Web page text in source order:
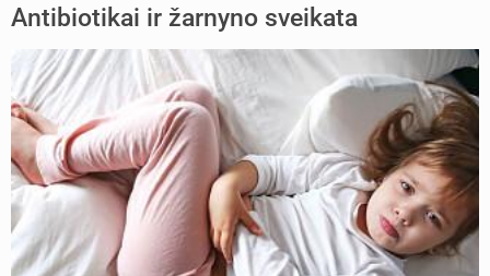
Antibiotikai ir žarnyno sveikata